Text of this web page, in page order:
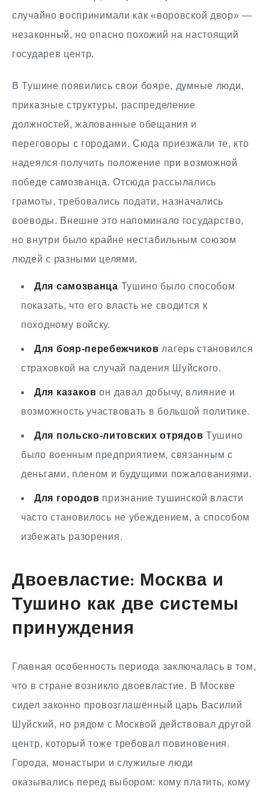
случайно воспринимали как «воровской двор» —
незаконный, но опасно похожий на настоящий
государев центр.
В Тушине появились свои бояре, думные люди,
приказные структуры, распределение
должностей, жалованные обещания и
переговоры с городами. Сюда приезжали те, кто
надеялся получить положение при возможной
победе самозванца. Отсюда рассылались
грамоты, требовались подати, назначались
воеводы. Внешне это напоминало государство,
но внутри было крайне нестабильным союзом
людей с разными целями.
Для самозванца Тушино было способом
показать, что его власть не сводится к
походному войску.
Для бояр-перебежчиков лагерь становился
страховкой на случай падения Шуйского.
Для казаков он давал добычу, влияние и
возможность участвовать в большой политике.
Для польско-литовских отрядов Тушино
было военным предприятием, связанным с
деньгами, пленом и будущими пожалованиями.
Для городов признание тушинской власти
часто становилось не убеждением, а способом
избежать разорения.
Двоевластие: Москва и
Тушино как две системы
принуждения
Главная особенность периода заключалась в том,
что в стране возникло двоевластие. В Москве
сидел законно провозглашённый царь Василий
Шуйский, но рядом с Москвой действовал другой
центр, который тоже требовал повиновения.
Города, монастыри и служилые люди
оказывались перед выбором: кому платить, кому